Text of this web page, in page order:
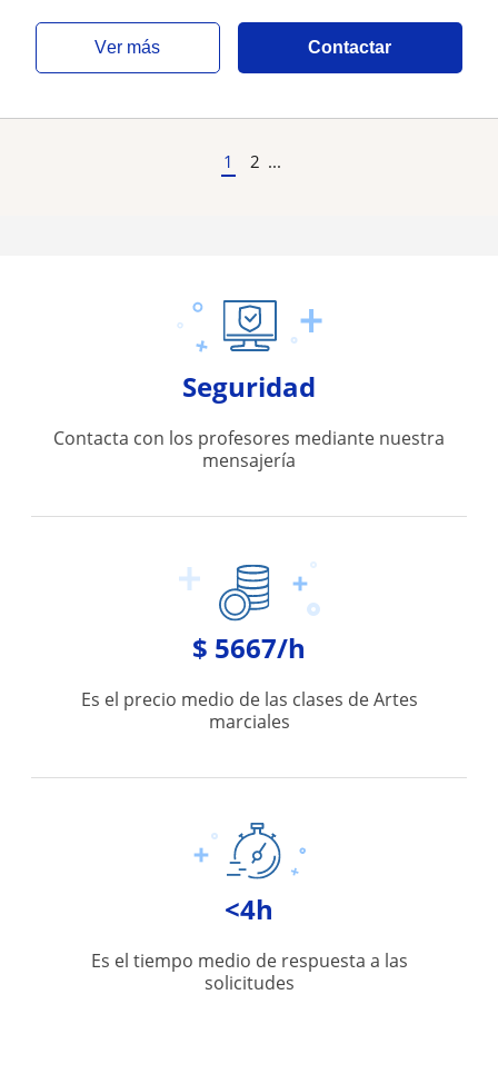
ver más Contactar
1 2 ...
Seguridad
Contacta con los profesores mediante nuestra
mensajería
$ 5667/h
Es el precio medio de las clases de Artes
marciales
<4h
Es el tiempo medio de respuesta a las
solicitudes